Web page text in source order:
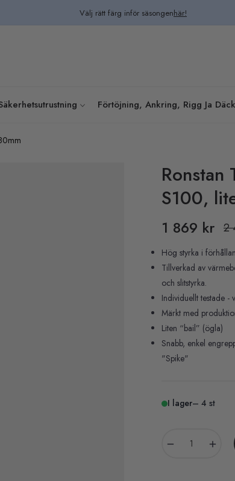
Välj rätt färg inför säsongenhär!
Förtöjning, Ankring, Rigg Ja Däck
Ronstan
S100,
1 869 kr Pris
2
Hög styrka i
Tillverkad av
och slitstyrka.
Individuellt testade -
Märkt med
Liten “bail” (ögla)
Snabb, enkel
"Spike"
I lager– 4 st